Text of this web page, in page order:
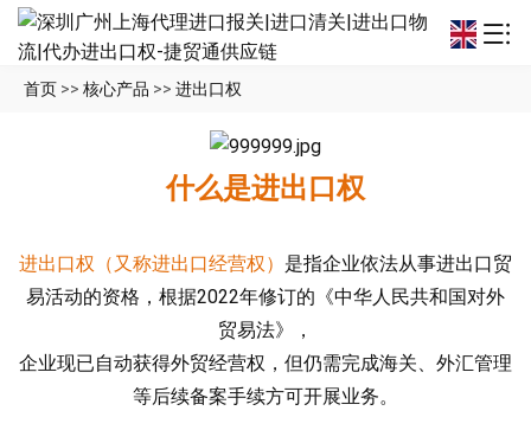
首页 >> 核心产品 >> 进出口权
什么是进出口权
进出口权（又称进出口经营权） 是指企业依法从事进出口贸
易活动的资格‌，根据2022年修订的《中华人民共和国对外
贸易法》，
企业现已自动获得外贸经营权，但仍需完成海关、外汇管理
等后续备案手续方可开展业务。‌‌